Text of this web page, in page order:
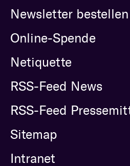
Newsletter bestellen
Online-Spende
Netiquette
RSS-Feed News
RSS-Feed
Sitemap
Intranet